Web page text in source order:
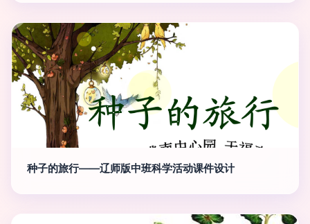
种子的旅行——辽师版中班科学活动课件设计